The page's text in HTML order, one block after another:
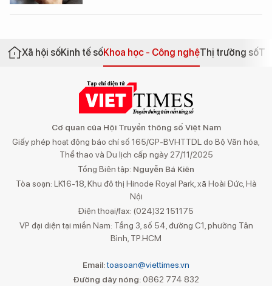
Xã hội sốKinh tế sốKhoa học - Công nghệThị trường số
Cơ quan của Hội Truyền thông số Việt Nam
Giấy phép hoạt động báo chí số 165/GP-BVHTTDL do Bộ Văn hóa,
Thể thao và Du lịch cấp ngày 27/11/2025
Tổng Biên tập: Nguyễn Bá Kiên
Tòa soạn: LK16-18, Khu đô thị Hinode Royal Park, xã Hoài Đức, Hà
Nội
Điện thoại/fax: (024)32 151175
VP đại diện tại miền Nam: Tầng 3, số 54, đường C1, phường Tân
Bình, TP.HCM
Email:toasoan@viettimes.vn
Đường dây nóng: 0862 774 832